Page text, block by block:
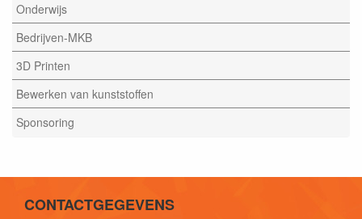
Onderwijs
Bedrijven-MKB
3D Printen
Bewerken van kunststoffen
Sponsoring
CONTACTGEGEVENS